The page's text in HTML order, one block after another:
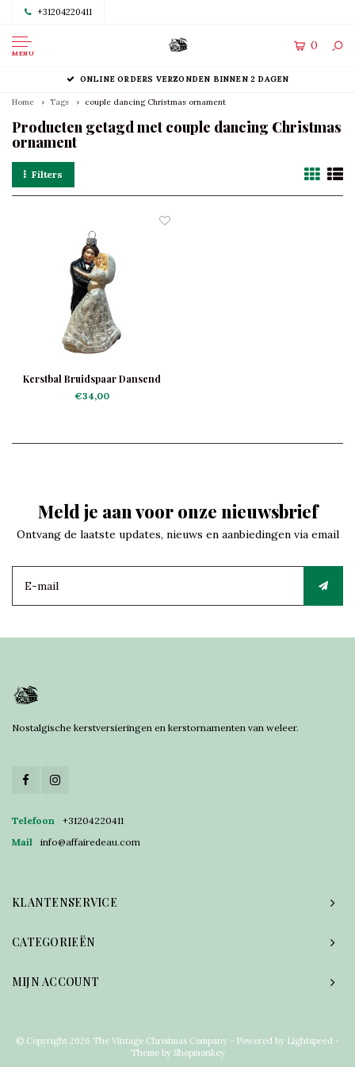
+31204220411
MENU
0
ONLINE ORDERS VERZONDEN BINNEN 2 DAGEN
Home Tags couple dancing Christmas ornament
Producten getagd met couple dancing Christmas
ornament
Filters
Kerstbal Bruidspaar Dansend
€34,00
Meld je aan voor onze nieuwsbrief
Ontvang de laatste updates, nieuws en aanbiedingen via email
Nostalgische kerstversieringen en kerstornamenten van weleer.
Telefoon
+31204220411
Mail
info@affairedeau.com
KLANTENSERVICE
CATEGORIEËN
MIJN ACCOUNT
© Copyright 2026 The Vintage Christmas Company - Powered by Lightspeed -
Theme by Shopmonkey